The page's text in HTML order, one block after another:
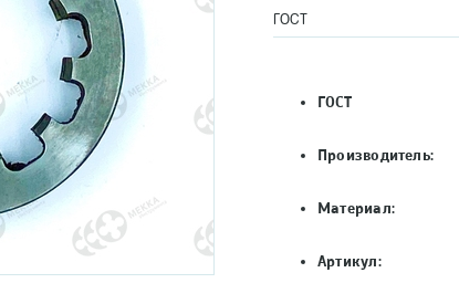
ГОСТ
ГОСТ
Производитель:
Материал:
Артикул: